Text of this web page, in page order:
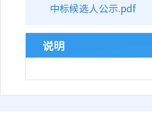
中标候选人公示.pdf
说明